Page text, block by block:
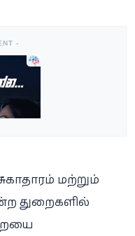
-
மற்றும்
துறைகளில்